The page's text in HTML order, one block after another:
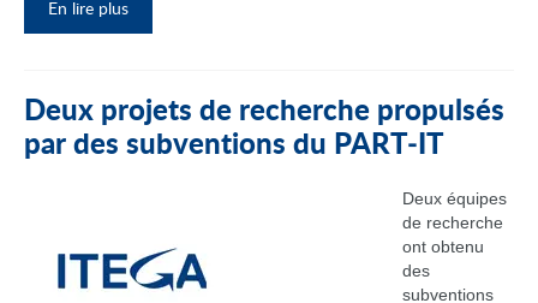
En lire plus
Deux projets de recherche propulsés
par des subventions du PART‑IT
Deux équipes
de recherche
ont obtenu
des
subventions